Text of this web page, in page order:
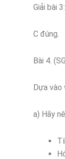
Giải bài 3:
C đúng.
Bài 4.
Dựa vào
a) Hãy